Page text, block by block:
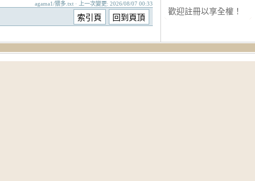
agama1/猥多.txt · 上一次變更: 2026/08/07 00:33
歡迎註冊以享全權！